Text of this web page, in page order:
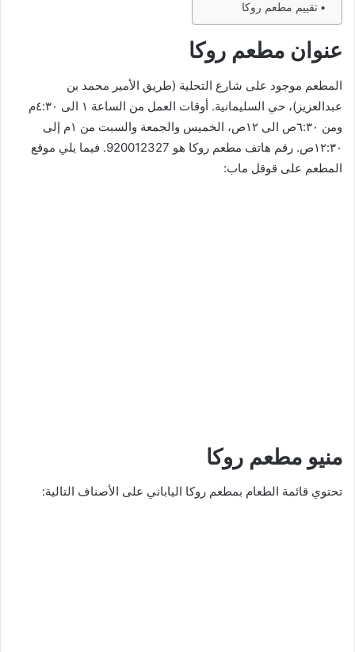
تقييم مطعم روكا
عنوان مطعم روكا
المطعم موجود على شارع التحلية (طريق الأمير محمد بن
عبدالعزيز)، حي السليمانية. أوقات العمل من الساعة ١ الى ٤:٣٠م
ومن ٦:٣٠ص الى ١٢ص، الخميس والجمعة والسبت من ١م إلى
١٢:٣٠ص. رقم هاتف مطعم روكا هو 920012327. فيما يلي موقع
المطعم على قوقل ماب:
منيو مطعم روكا
تحتوي قائمة الطعام بمطعم روكا الياباني على الأصناف التالية: